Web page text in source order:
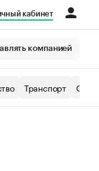
кабинет
компанией
Транспорт